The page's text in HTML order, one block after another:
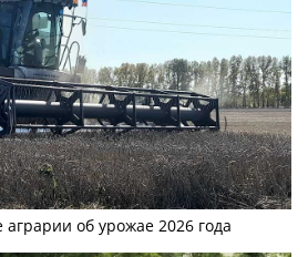
аграрии об урожае 2026 года